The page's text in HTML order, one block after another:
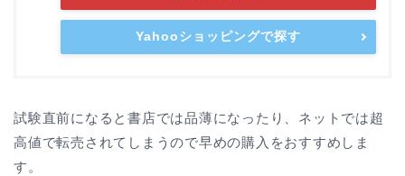
Yahooショッピングで探す
試験直前になると書店では品薄になったり、ネットでは超
高値で転売されてしまうので早めの購入をおすすめしま
す。